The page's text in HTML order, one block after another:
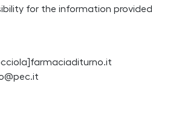
for the information provided